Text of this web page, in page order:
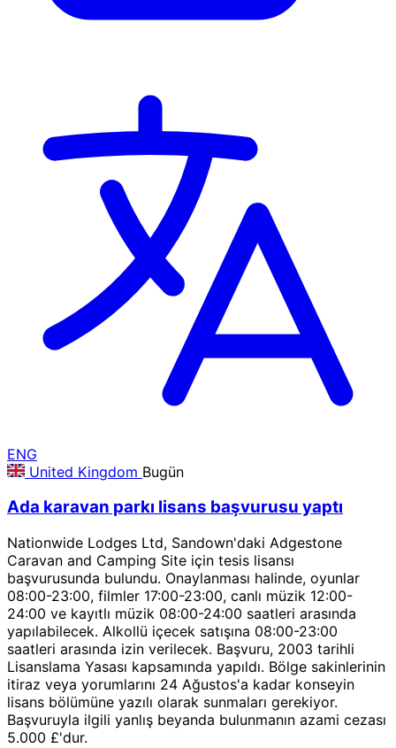
ENG
United Kingdom Bugün
Ada karavan parkı lisans başvurusu yaptı
Nationwide Lodges Ltd, Sandown'daki Adgestone
Caravan and Camping Site için tesis lisansı
başvurusunda bulundu. Onaylanması halinde, oyunlar
08:00-23:00, filmler 17:00-23:00, canlı müzik 12:00-
24:00 ve kayıtlı müzik 08:00-24:00 saatleri arasında
yapılabilecek. Alkollü içecek satışına 08:00-23:00
saatleri arasında izin verilecek. Başvuru, 2003 tarihli
Lisanslama Yasası kapsamında yapıldı. Bölge sakinlerinin
itiraz veya yorumlarını 24 Ağustos'a kadar konseyin
lisans bölümüne yazılı olarak sunmaları gerekiyor.
Başvuruyla ilgili yanlış beyanda bulunmanın azami cezası
5.000 £'dur.